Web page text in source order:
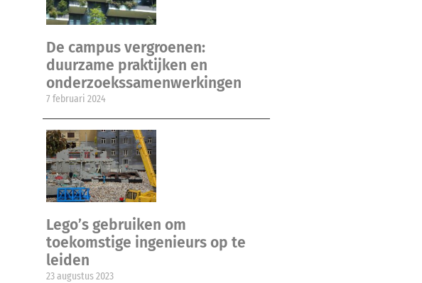
De campus vergroenen:
duurzame praktijken en
onderzoekssamenwerkingen
7 februari 2024
Lego’s gebruiken om
toekomstige ingenieurs op te
leiden
23 augustus 2023